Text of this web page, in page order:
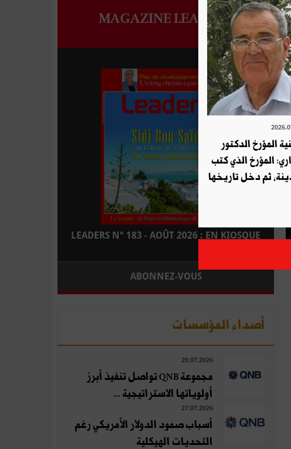
MAGAZINE LEADERS
LEADERS N° 183 - AOÛT 2026 : EN KIOSQUE
ABONNEZ-VOUS
أصداء المؤسسات
29.07.2026
مجموعة QNB تواصل تنفيذ أبرز
أولوياتها الاستراتيجية ...
27.07.2026
أسباب صمود الدولار الأمريكي رغم
التحديات الهيكلية
المؤرخ الدكتور
المؤرخ الذي كتب
ثم دخل تاريخها